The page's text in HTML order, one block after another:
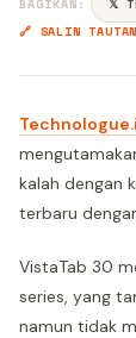
BAGIKAN: 𝕏
🔗 SALIN TAUTAN
kalah dengan
terbaru
VistaTab 30
series, yang
namun tidak